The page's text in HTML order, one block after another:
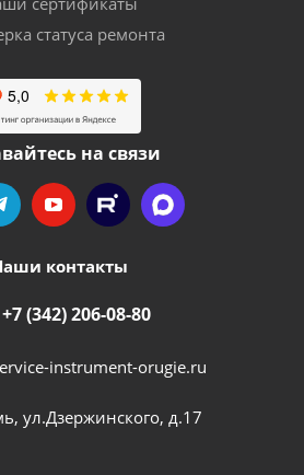
статуса ремонта
на связи
контакты
+7 (342) 206-08-80
instrument-orugie.ru
ул.Дзержинского, д.17